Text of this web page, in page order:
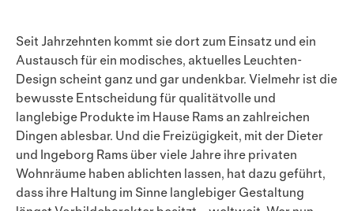
Seit Jahrzehnten kommt sie dort zum Einsatz und ein
Austausch für ein modisches, aktuelles Leuchten-
Design scheint ganz und gar undenkbar. Vielmehr ist die
bewusste Entscheidung für qualitätvolle und
langlebige Produkte im Hause Rams an zahlreichen
Dingen ablesbar. Und die Freizügigkeit, mit der Dieter
und Ingeborg Rams über viele Jahre ihre privaten
Wohnräume haben ablichten lassen, hat dazu geführt,
dass ihre Haltung im Sinne langlebiger Gestaltung